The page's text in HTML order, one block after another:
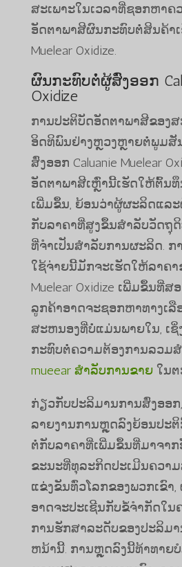
ສະເພາະໃນເວລາທີ່ຊອກຫາຄ
ອັດຕາພາສີຜົນກະທົບຕໍ່ສິນຄ້າເ
Muelear Oxidize.
ຜົນກະທົບຕໍ່ຜູ້ສົ່ງອອກ
Oxidize
ການປະຕິບັດອັດຕາພາສີຂອງ
ອິດທິພົນຢ່າງຫຼວງຫຼາຍຕໍ່ພູມສັ
ສົ່ງອອກ Caluanie Muelear
ອັດຕາພາສີເຫຼົ່ານີ້ເຮັດໃຫ້ຕົ້ນ
ເພີ່ມຂຶ້ນ, ຍ້ອນວ່າຜູ້ຜະລິດແລ
ກັບລາຄາທີ່ສູງຂຶ້ນສໍາລັບວັດຖຸ
ທີ່ຈໍາເປັນສໍາລັບການຜະລິດ. ກ
ໃຊ້ຈ່າຍນີ້ມັກຈະເຮັດໃຫ້ລາຄາ
Muelear Oxidize ເພີ່ມຂຶ້ນທີ່ສ
ລູກຄ້າອາດຈະຊອກຫາທາງເ
ສະຫນອງທີ່ບໍ່ແມ່ນພາຍໃນ, ເຊິ່
ກະທົບຕໍ່ຄວາມຕ້ອງການລວມ
mueear ສໍາລັບການຂາຍໃນ​ຕ
ກ່ຽວກັບປະລິມານການສົ່ງອອ
ລາຍງານການຫຼຸດລົງຍ້ອນປະ
ຕໍ່ກັບລາຄາທີ່ເພີ່ມຂຶ້ນທີ່ມາຈາກ
ຂະນະທີ່ທຸລະກິດປະເມີນຄວາ
ແຂ່ງຂັນທົ່ວໂລກຂອງພວກເຂົາ
ອາດຈະປະເຊີນກັບຂໍ້ຈໍາກັດໃນ
ການຮັກສາລະດັບຂອງປະລິມ
ຫນ້ານີ້. ການຫຼຸດລົງນີ້ທ້າທາຍ